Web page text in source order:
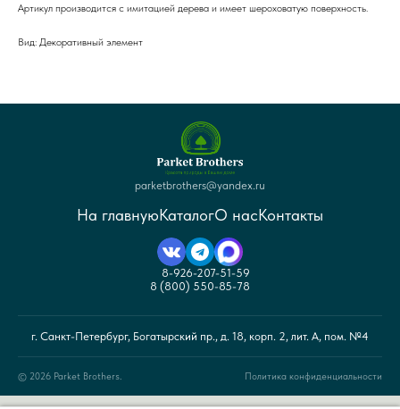
Артикул производится с имитацией дерева и имеет шероховатую поверхность.
Вид: Декоративный элемент
parketbrothers@yandex.ru
На главнуюКаталогО насКонтакты
8-926-207-51-59
8 (800) 550-85-78
г. Санкт-Петербург, Богатырский пр., д. 18, корп. 2, лит. А, пом. №4
© 2026 Parket Brothers. Политика конфиденциальности